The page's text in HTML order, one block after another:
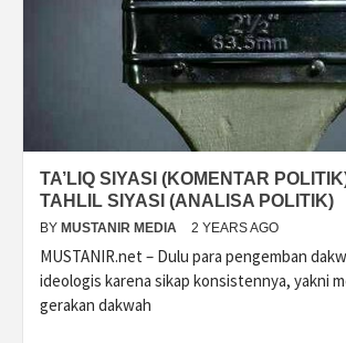
TA’LIQ SIYASI (KOMENTAR
TAHLIL SIYASI (ANALISA POLITIK)
BY MUSTANIR MEDIA 2 YEARS AGO
MUSTANIR.net – Dulu para pengemban
ideologis karena sikap konsistennya, yakni
gerakan dakwah